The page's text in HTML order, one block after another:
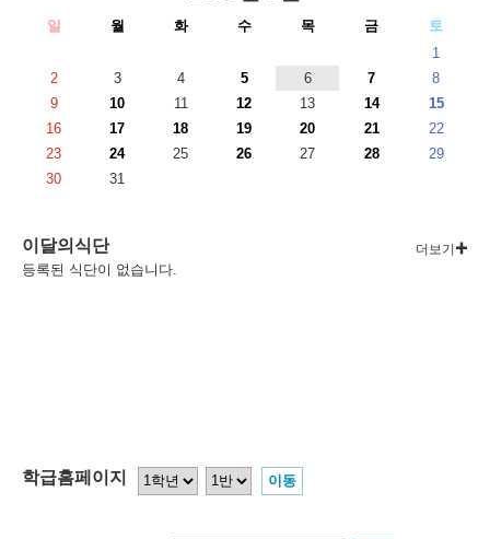
일 월 화 수 목 금
토
1
2
3 4 5 6 7
8
9
10 11 12 13 14
15
16
17 18 19 20 21
22
23
24 25 26 27 28
29
30
31
이달의식단 더보기
등록된 식단이 없습니다.
학급홈페이지